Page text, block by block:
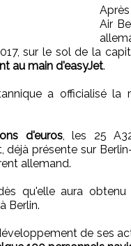
Air
sur le sol de la
au main d'easyJet.
a officialisé la
d'euros, les 25
déjà présente sur
allemand.
qu'elle aura
Berlin.
de ses